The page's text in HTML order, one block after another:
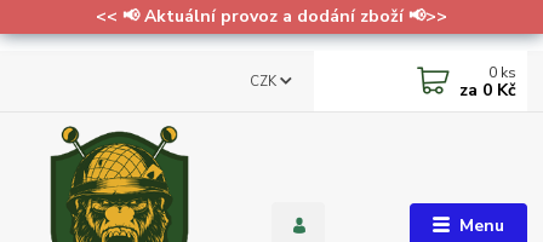
<< 📢 Aktuální provoz a dodání zboží 📢>>
Menu
CZK 0 ks
za 0 Kč